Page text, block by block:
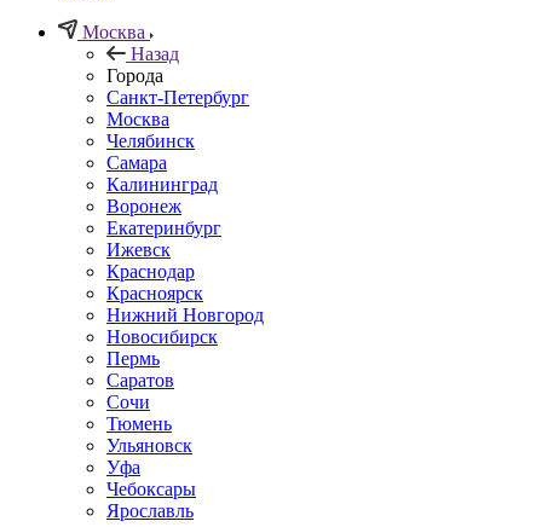
Москва
Назад
Города
Санкт-Петербург
Москва
Челябинск
Самара
Калининград
Воронеж
Екатеринбург
Ижевск
Краснодар
Красноярск
Нижний Новгород
Новосибирск
Пермь
Саратов
Сочи
Тюмень
Ульяновск
Уфа
Чебоксары
Ярославль